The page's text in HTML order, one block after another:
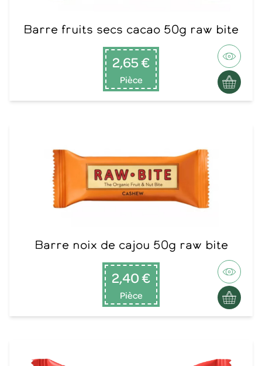
Barre fruits secs cacao 50g raw bite
2,65 €
Pièce
Barre noix de cajou 50g raw bite
2,40 €
Pièce